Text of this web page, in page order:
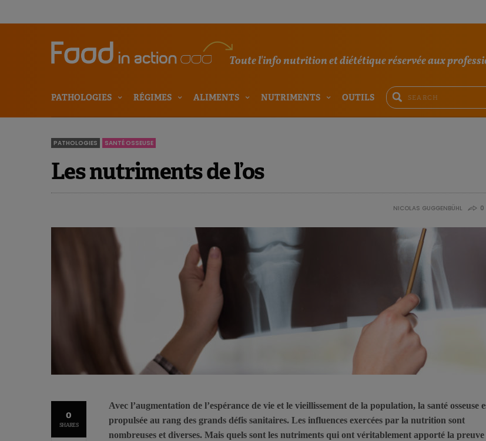
Toute l'info nutrition et diététique réservée aux
PATHOLOGIES RÉGIMES ALIMENTS NUTRIMENTS OUTILS
PATHOLOGIES SANTÉ OSSEUSE
Les nutriments de l’os
NICOLAS GUGGENBÜHL 0
0
SHARES
Avec l’augmentation de l’espérance de vie et le vieillissement de la population, la santé osseuse
propulsée au rang des grands défis sanitaires. Les influences exercées par la nutrition sont
nombreuses et diverses. Mais quels sont les nutriments qui ont véritablement apporté la preuve